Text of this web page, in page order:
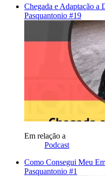
Chegada e Adaptação
Pasquantonio #19
Em relação a
Podcast
Como Consegui Meu
Pasquantonio #1